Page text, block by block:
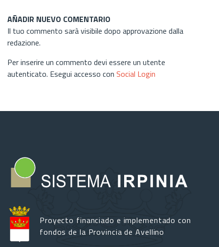
AÑADIR NUEVO COMENTARIO
Il tuo commento sarà visibile dopo approvazione dalla
redazione.
Per inserire un commento devi essere un utente
autenticato. Esegui accesso con Social Login
Proyecto financiado e implementado con
fondos de la Provincia de Avellino